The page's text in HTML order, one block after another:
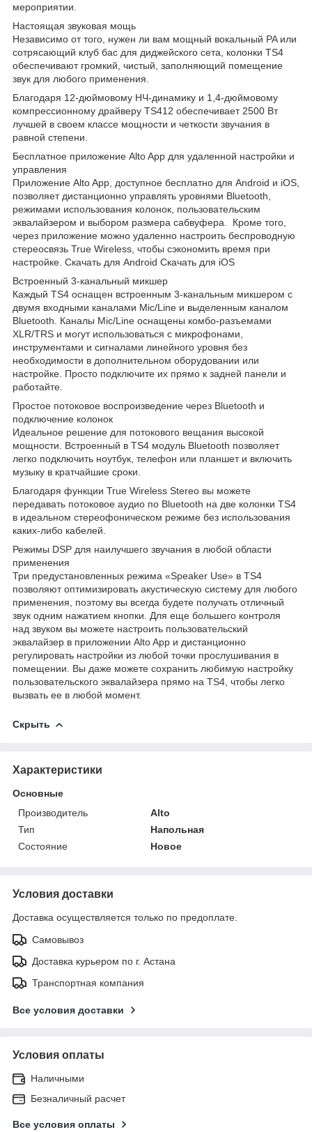
мероприятии.
Настоящая звуковая мощь
Независимо от того, нужен ли вам мощный вокальный PA или
сотрясающий клуб бас для диджейского сета, колонки TS4
обеспечивают громкий, чистый, заполняющий помещение
звук для любого применения.
Благодаря 12-дюймовому НЧ-динамику и 1,4-дюймовому
компрессионному драйверу TS412 обеспечивает 2500 Вт
лучшей в своем классе мощности и четкости звучания в
равной степени.
Бесплатное приложение Alto App для удаленной настройки и
управления
Приложение Alto App, доступное бесплатно для Android и iOS,
позволяет дистанционно управлять уровнями Bluetooth,
режимами использования колонок, пользовательским
эквалайзером и выбором размера сабвуфера. Кроме того,
через приложение можно удаленно настроить беспроводную
стереосвязь True Wireless, чтобы сэкономить время при
настройке. Скачать для Android Скачать для iOS
Встроенный 3-канальный микшер
Каждый TS4 оснащен встроенным 3-канальным микшером с
двумя входными каналами Mic/Line и выделенным каналом
Bluetooth. Каналы Mic/Line оснащены комбо-разъемами
XLR/TRS и могут использоваться с микрофонами,
инструментами и сигналами линейного уровня без
необходимости в дополнительном оборудовании или
настройке. Просто подключите их прямо к задней панели и
работайте.
Простое потоковое воспроизведение через Bluetooth и
подключение колонок
Идеальное решение для потокового вещания высокой
мощности. Встроенный в TS4 модуль Bluetooth позволяет
легко подключить ноутбук, телефон или планшет и включить
музыку в кратчайшие сроки.
Благодаря функции True Wireless Stereo вы можете
передавать потоковое аудио по Bluetooth на две колонки TS4
в идеальном стереофоническом режиме без использования
каких-либо кабелей.
Режимы DSP для наилучшего звучания в любой области
применения
Три предустановленных режима «Speaker Use» в TS4
позволяют оптимизировать акустическую систему для любого
применения, поэтому вы всегда будете получать отличный
звук одним нажатием кнопки. Для еще большего контроля
над звуком вы можете настроить пользовательский
эквалайзер в приложении Alto App и дистанционно
регулировать настройки из любой точки прослушивания в
помещении. Вы даже можете сохранить любимую настройку
пользовательского эквалайзера прямо на TS4, чтобы легко
вызвать ее в любой момент.
Скрыть
Характеристики
Основные
Производитель
Alto
Тип
Напольная
Состояние
Новое
Условия доставки
Доставка осуществляется только по предоплате.
Самовывоз
Доставка курьером по г. Астана
Транспортная компания
Все условия доставки
Условия оплаты
Наличными
Безналичный расчет
Все условия оплаты